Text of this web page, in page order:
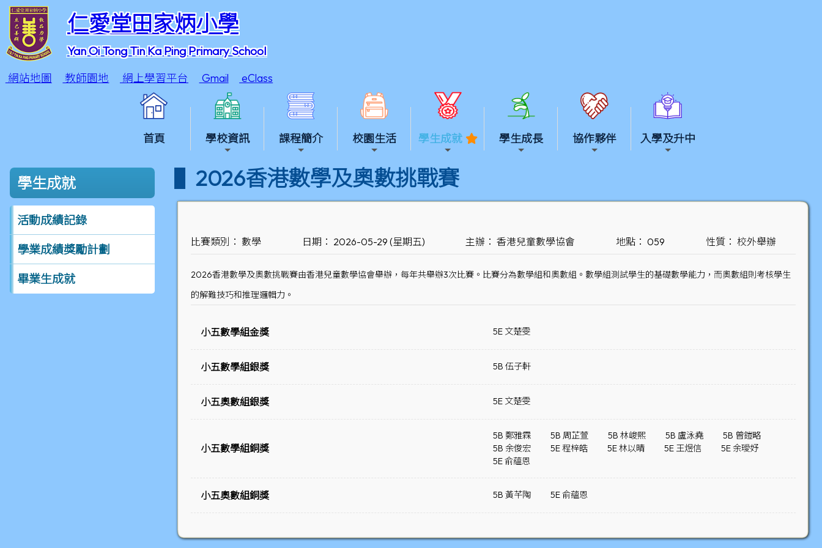
仁愛堂田家炳小學
Yan Oi Tong Tin Ka Ping Primary School
網站地圖 教師園地 網上學習平台 Gmail eClass
首頁 學校資訊 課程簡介 校園生活 學生成就 學生成長 協作夥伴 入學及升中
學生成就
活動成績記錄
學業成績獎勵計劃
畢業生成就
2026香港數學及奧數挑戰賽
比賽類別： 數學 日期： 2026-05-29 (星期五) 主辦： 香港兒童數學協會 地點： 059 性質： 校外舉辦
2026香港數學及奧數挑戰賽由香港兒童數學協會舉辦，每年共舉辦3次比賽。比賽分為數學組和奧數組。數學組測試學生的基礎數學能力，而奧數組則考核學生
的解難技巧和推理邏輯力。
小五數學組金獎 5E 文楚雯
小五數學組銀獎 5B 伍子軒
小五奧數組銀獎 5E 文楚雯
小五數學組銅獎
5B 鄭雅霖 5B 周芷萱 5B 林峻熙 5B 盧泳堯
5B 曾鎧略
5B 余俊宏
5E 程梓皓 5E 林以晴 5E 王煜信
5E 余璦妤
5E 俞蘊恩
小五奧數組銅獎 5B 黃芊陶 5E 俞蘊恩